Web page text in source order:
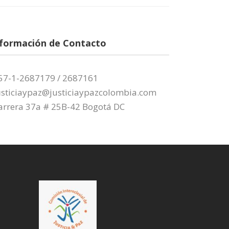
de Contacto
1-2687179 / 2687161
37a # 25B-42 Bogotá DC